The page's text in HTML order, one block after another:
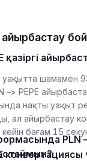
айырбастау
уақытта шамамен
–> PEPE
нақты уақыт
ал айырбастау
бағам 15